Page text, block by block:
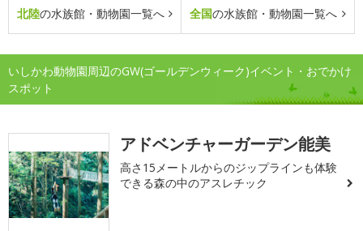
北陸の水族館・動物園一覧へ 全国の水族館・動物園一覧へ
いしかわ動物園周辺のGW(ゴールデンウィーク)イベント・おでかけ
スポット
アドベンチャーガーデン能美
高さ15メートルからのジップラインも体験
できる森の中のアスレチック